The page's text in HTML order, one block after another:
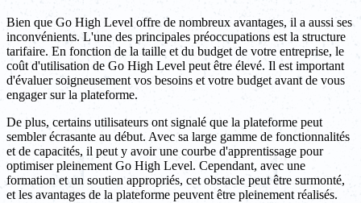
Bien que Go High Level offre de nombreux avantages, il a aussi ses
inconvénients. L'une des principales préoccupations est la structure
tarifaire. En fonction de la taille et du budget de votre entreprise, le
coût d'utilisation de Go High Level peut être élevé. Il est important
d'évaluer soigneusement vos besoins et votre budget avant de vous
engager sur la plateforme.
De plus, certains utilisateurs ont signalé que la plateforme peut
sembler écrasante au début. Avec sa large gamme de fonctionnalités
et de capacités, il peut y avoir une courbe d'apprentissage pour
optimiser pleinement Go High Level. Cependant, avec une
formation et un soutien appropriés, cet obstacle peut être surmonté,
et les avantages de la plateforme peuvent être pleinement réalisés.